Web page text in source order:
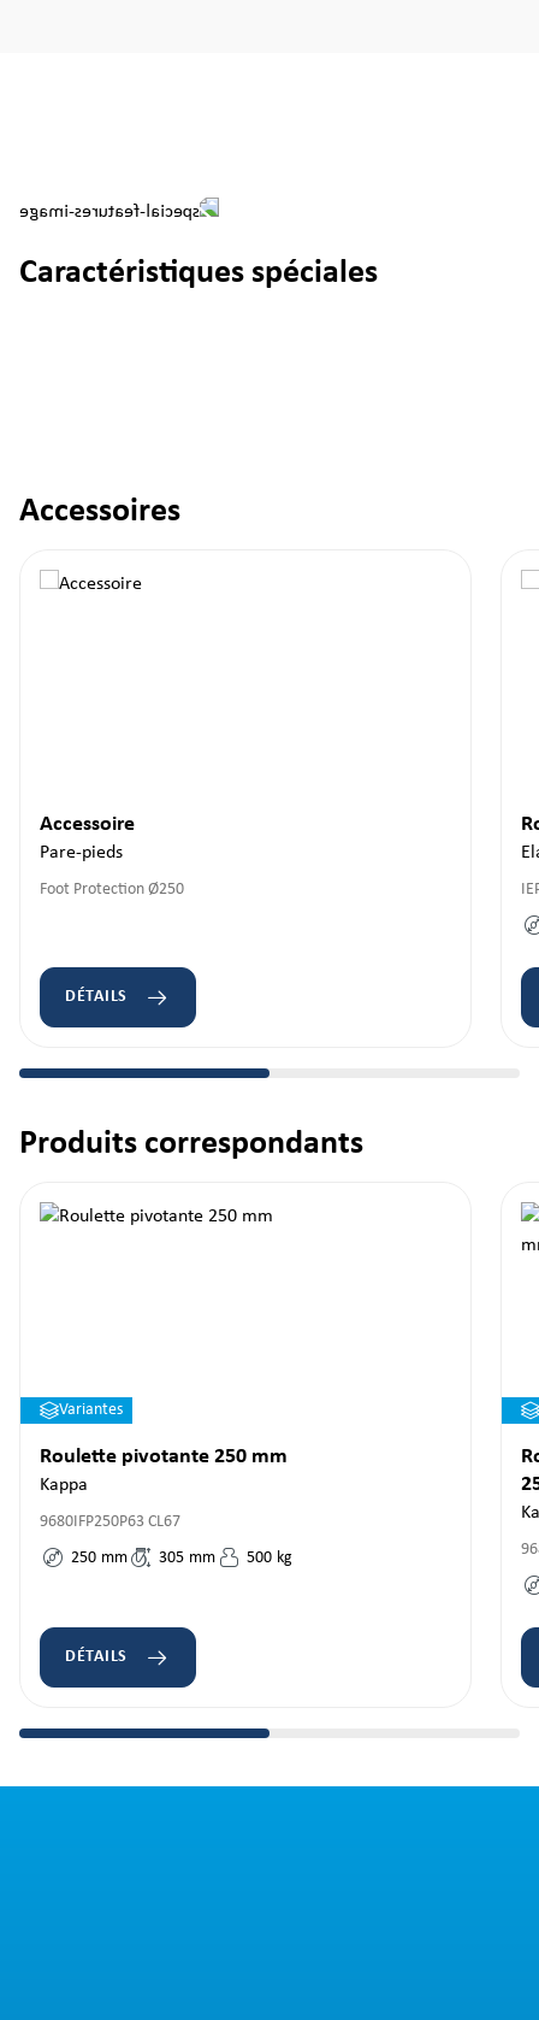
Caractéristiques spéciales
Ignorer la galerie de produits
Accessoires
Accessoire
Pare-pieds
Foot Protection Ø250
DÉTAILS
Ignorer la galerie de produits
Produits correspondants
Variantes
Roulette pivotante 250 mm
Kappa
9680IFP250P63 CL67
250 mm 305 mm 500 kg
DÉTAILS